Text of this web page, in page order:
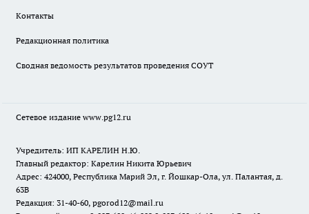
Контакты
Редакционная политика
Сводная ведомость результатов проведения СОУТ
Сетевое издание www.pg12.ru
Учредитель: ИП КАРЕЛИН Н.Ю.
Главный редактор: Карелин Никита Юрьевич
Адрес: 424000, Республика Марий Эл, г. Йошкар-Ола, ул. Палантая, д.
63В
Редакция: 31-40-60, pgorod12@mail.ru